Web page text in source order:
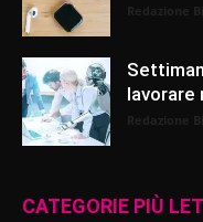
lavorare
CATEGORIE PIÙ